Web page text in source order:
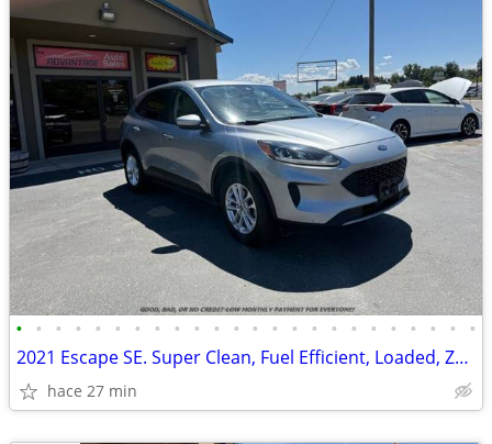
• • • • • • • • • • • • • • • • • • • • • • • •
2021 Escape SE. Super Clean, Fuel Efficient, Loaded, Zero Down! $220
hace 27 min